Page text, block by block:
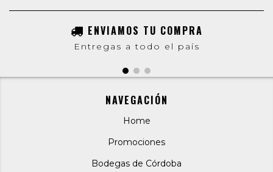
ENVIAMOS TU COMPRA
Entregas a todo el país
NAVEGACIÓN
Home
Promociones
Bodegas de Córdoba